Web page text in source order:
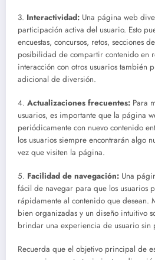
3. Interactividad: Una página web
participación activa del usuario. Esto
encuestas, concursos, retos, secciones
posibilidad de compartir contenido en
interacción con otros usuarios también
adicional de diversión.
4. Actualizaciones frecuentes: Para
usuarios, es importante que la página
periódicamente con nuevo contenido
los usuarios siempre encontrarán algo
vez que visiten la página.
5. Facilidad de navegación: Una
fácil de navegar para que los usuarios
rápidamente al contenido que desean.
bien organizadas y un diseño intuitivo
brindar una experiencia de usuario sin
Recuerda que el objetivo principal de